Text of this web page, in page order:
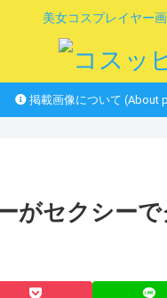
美女コスプレイヤー
掲載画像について (About
がセクシー